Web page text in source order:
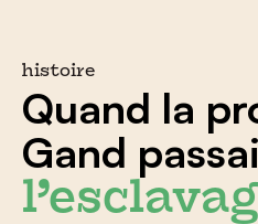
histoire
Quand la
Gand